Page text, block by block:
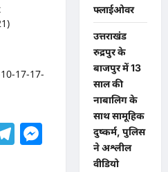
Telegram
Messenger
फ्लाईओवर
उत्तराखंड
रुद्रपुर के
बाजपुर में 13
साल की
नाबालिग के
साथ सामूहिक
दुष्कर्म, पुलिस
ने अश्लील
वीडियो